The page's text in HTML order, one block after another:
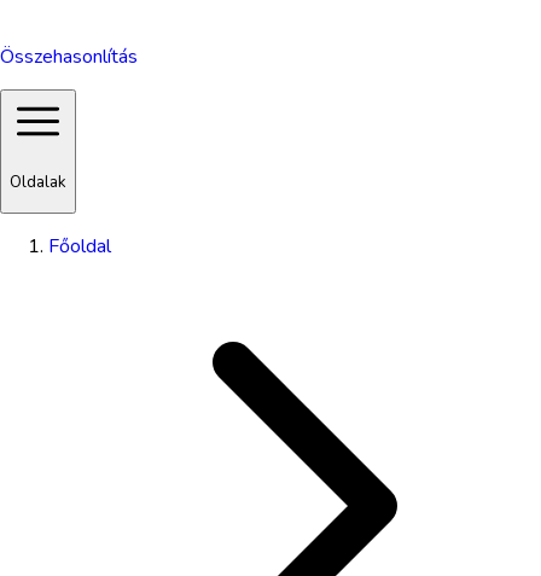
Összehasonlítás
Oldalak
Főoldal